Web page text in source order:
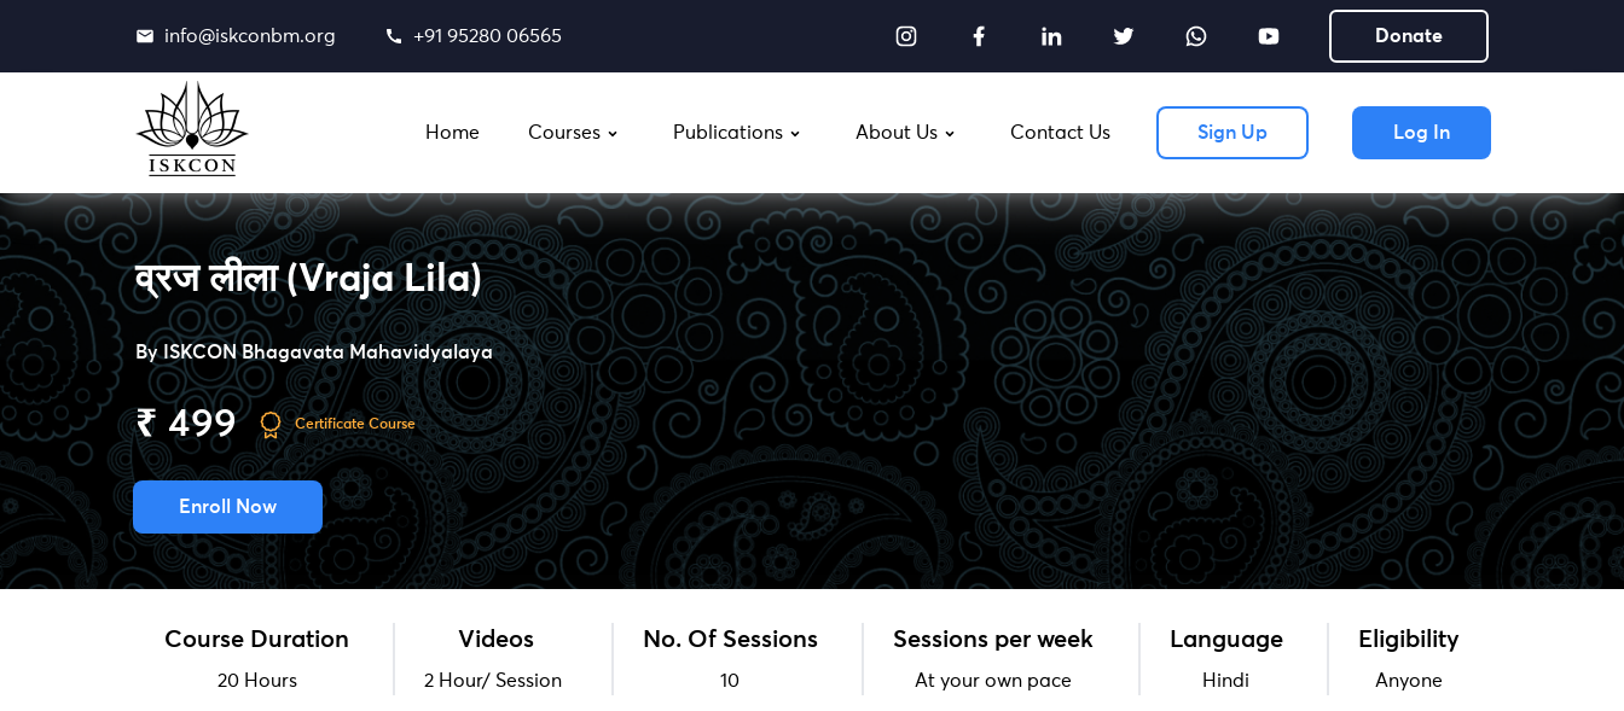
info@iskconbm.org +91 95280 06565 Donate
Home Courses Publications About Us Contact Us Sign Up Log In
व्रज लीला (Vraja Lila)
ByISKCON Bhagavata Mahavidyalaya
₹ 499 Certificate Course
Enroll Now
Course Duration
20 Hours
Videos
2 Hour/ Session
No. Of Sessions
10
Sessions per week
At your own pace
Language
Hindi
Eligibility
Anyone